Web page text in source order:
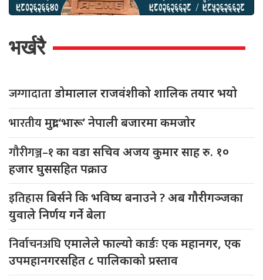
भर्खरै
जग्गादाताडोमालाल राजवंशीको शालिक तयार भयो
भारतीयमुद्रा ‘भारू’ नेपाली बजारमा कमजाेर
गौरीगञ्ज–१का वडा सचिव अजय कुमार साह रु. १०
हजार घुससहित पक्राउ
इतिहासबिर्सने कि भविष्य बनाउने ? अब गौरीगञ्जका
युवाले निर्णय गर्ने बेला
निर्वाचनअघिएमालेले फाल्यो कार्डः एक महानगर, एक
उपमहानगरसहित ८ पालिकाको प्रस्ताव